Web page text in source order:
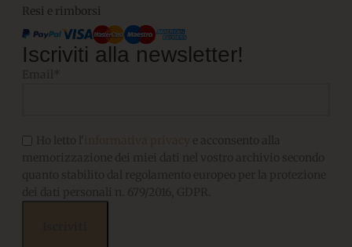
Resi e rimborsi
Iscriviti alla newsletter!